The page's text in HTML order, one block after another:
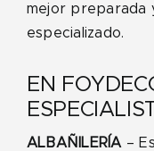
mejor preparada
especializado.
EN
ALBAÑILERÍA –